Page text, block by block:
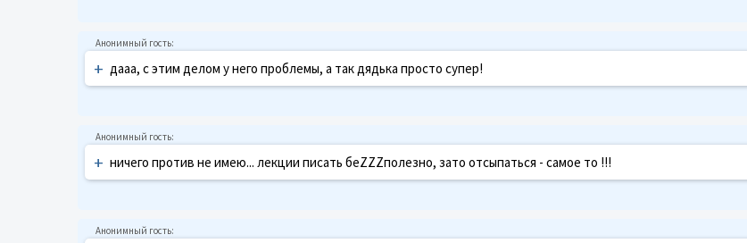
+ дааа, с этим делом у него проблемы, а так дядька просто супер!
+ ничего против не имею... лекции писать беZZZполезно, зато отсыпаться - самое то !!!